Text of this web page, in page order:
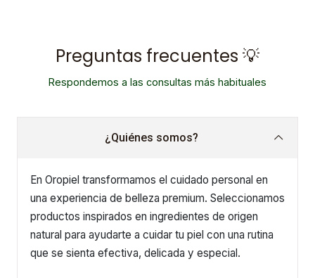
Preguntas frecuentes 💡
Respondemos a las consultas más habituales
¿Quiénes somos?
En Oropiel transformamos el cuidado personal en
una experiencia de belleza premium. Seleccionamos
productos inspirados en ingredientes de origen
natural para ayudarte a cuidar tu piel con una rutina
que se sienta efectiva, delicada y especial.